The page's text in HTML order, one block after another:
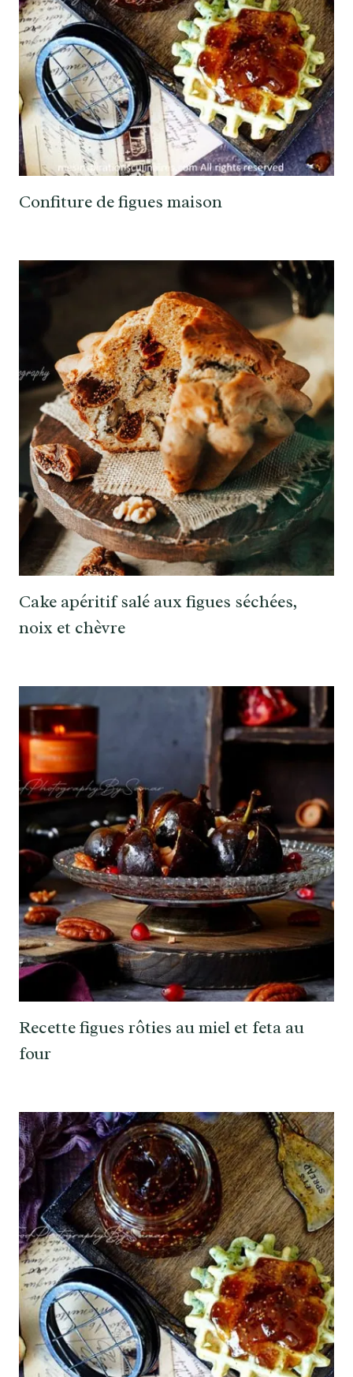
Confiture de figues maison
Cake apéritif salé aux figues séchées,
noix et chèvre
Recette figues rôties au miel et feta au
four